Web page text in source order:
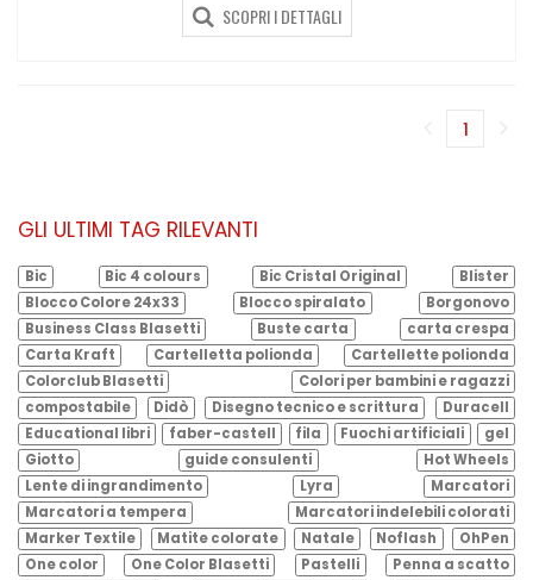
SCOPRI I DETTAGLI
1
GLI ULTIMI TAG RILEVANTI
Bic Bic 4 colours Bic Cristal Original
Blister
Blocco Colore 24x33
Blocco spiralato
Borgonovo
Business Class Blasetti
Buste carta
carta crespa
Carta Kraft
Cartelletta polionda
Cartellette polionda
Colorclub Blasetti
Colori per bambini e ragazzi
compostabile
Didò Disegno tecnico e scrittura
Duracell
Educational libri
faber-castell fila Fuochi artificiali
gel
Giotto
guide consulenti
Hot Wheels
Lente di ingrandimento
Lyra
Marcatori
Marcatori a tempera
Marcatori indelebili colorati
Marker Textile
Matite colorate Natale Noflash
OhPen
One color
One Color Blasetti Pastelli
Penna a scatto